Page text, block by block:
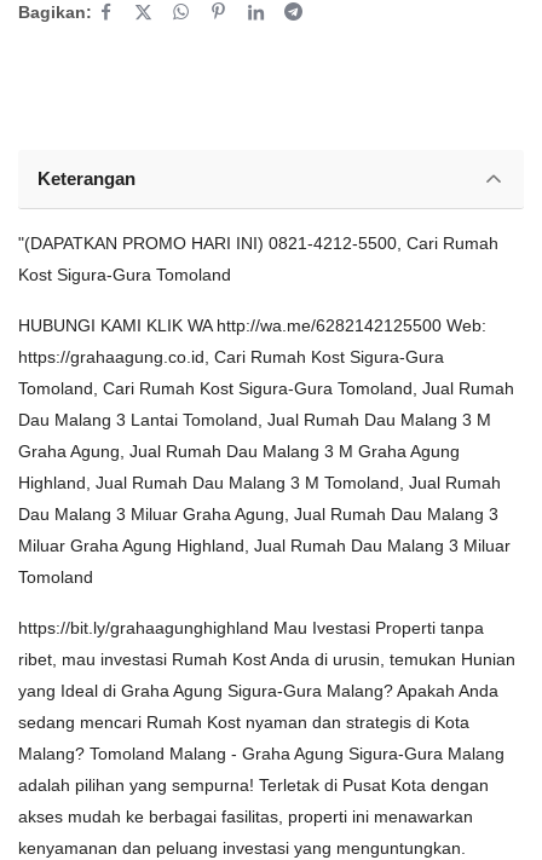
Daftar
Bagikan:
Keterangan
"(DAPATKAN PROMO HARI INI) 0821-4212-5500, Cari Rumah
Kost Sigura-Gura Tomoland
HUBUNGI KAMI KLIK WA http://wa.me/6282142125500 Web:
https://grahaagung.co.id, Cari Rumah Kost Sigura-Gura
Tomoland, Cari Rumah Kost Sigura-Gura Tomoland, Jual Rumah
Dau Malang 3 Lantai Tomoland, Jual Rumah Dau Malang 3 M
Graha Agung, Jual Rumah Dau Malang 3 M Graha Agung
Highland, Jual Rumah Dau Malang 3 M Tomoland, Jual Rumah
Dau Malang 3 Miluar Graha Agung, Jual Rumah Dau Malang 3
Miluar Graha Agung Highland, Jual Rumah Dau Malang 3 Miluar
Tomoland
https://bit.ly/grahaagunghighland Mau Ivestasi Properti tanpa
ribet, mau investasi Rumah Kost Anda di urusin, temukan Hunian
yang Ideal di Graha Agung Sigura-Gura Malang? Apakah Anda
sedang mencari Rumah Kost nyaman dan strategis di Kota
Malang? Tomoland Malang - Graha Agung Sigura-Gura Malang
adalah pilihan yang sempurna! Terletak di Pusat Kota dengan
akses mudah ke berbagai fasilitas, properti ini menawarkan
kenyamanan dan peluang investasi yang menguntungkan.